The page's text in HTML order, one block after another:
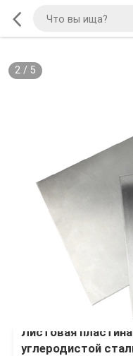
2/ 5
Листовая
углеродистой